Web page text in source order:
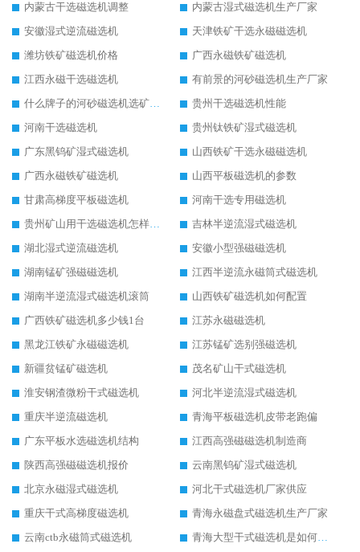
内蒙古干选磁选机调整
内蒙古湿式磁选机生产厂家
安徽湿式逆流磁选机
天津铁矿干选永磁磁选机
潍坊铁矿磁选机价格
广西永磁铁矿磁选机
江西永磁干选磁选机
有前景的河砂磁选机生产厂家
什么牌子的河砂磁选机选矿效果好
贵州干选磁选机性能
河南干选磁选机
贵州钛铁矿湿式磁选机
广东黑钨矿湿式磁选机
山西铁矿干选永磁磁选机
广西永磁铁矿磁选机
山西平板磁选机的参数
甘肃高梯度平板磁选机
河南干选专用磁选机
贵州矿山用干选磁选机怎样调磁
吉林半逆流湿式磁选机
湖北湿式逆流磁选机
安徽小型强磁磁选机
湖南锰矿强磁磁选机
江西半逆流永磁筒式磁选机
湖南半逆流湿式磁选机滚筒
山西铁矿磁选机如何配置
广西铁矿磁选机多少钱1台
江苏永磁磁选机
黑龙江铁矿永磁磁选机
江苏锰矿选别强磁选机
新疆贫锰矿磁选机
茂名矿山干式磁选机
淮安钢渣微粉干式磁选机
河北半逆流湿式磁选机
重庆半逆流磁选机
青海平板磁选机皮带老跑偏
广东平板水选磁选机结构
江西高强磁磁选机制造商
陕西高强磁磁选机报价
云南黑钨矿湿式磁选机
北京永磁湿式磁选机
河北干式磁选机厂家供应
重庆干式高梯度磁选机
青海永磁盘式磁选机生产厂家
云南ctb永磁筒式磁选机
青海大型干式磁选机是如何选矿的